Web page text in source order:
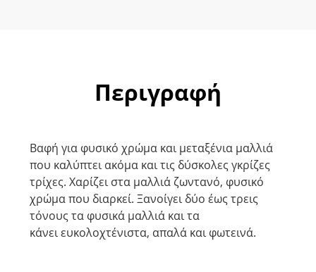
Περιγραφή
Βαφή για φυσικό χρώμα και μεταξένια μαλλιά
που καλύπτει ακόμα και τις δύσκολες γκρίζες
τρίχες. Χαρίζει στα μαλλιά ζωντανό, φυσικό
χρώμα που διαρκεί. Ξανοίγει δύο έως τρεις
τόνους τα φυσικά μαλλιά και τα
κάνει ευκολοχτένιστα, απαλά και φωτεινά.